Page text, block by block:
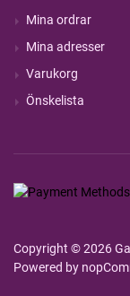
Mina ordrar
Mina adresser
Varukorg
Önskelista
Copyright © 2026
Powered by